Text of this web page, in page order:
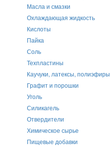
Масла и смазки
Охлаждающая жидкость
Кислоты
Пайка
Соль
Техпластины
Каучуки, латексы, полиэфиры
Графит и порошки
Уголь
Силикагель
Отвердители
Химическое сырье
Пищевые добавки